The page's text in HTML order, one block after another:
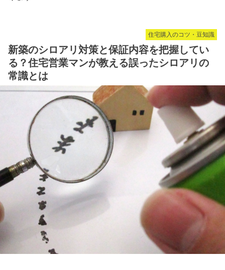
住宅購入のコツ・豆知識
新築のシロアリ対策と保証内容を把握してい
る？住宅営業マンが教える誤ったシロアリの
常識とは